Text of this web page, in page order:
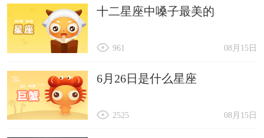
十二星座中嗓子最美的
08月15日
961
6月26日是什么星座
08月15日
2525